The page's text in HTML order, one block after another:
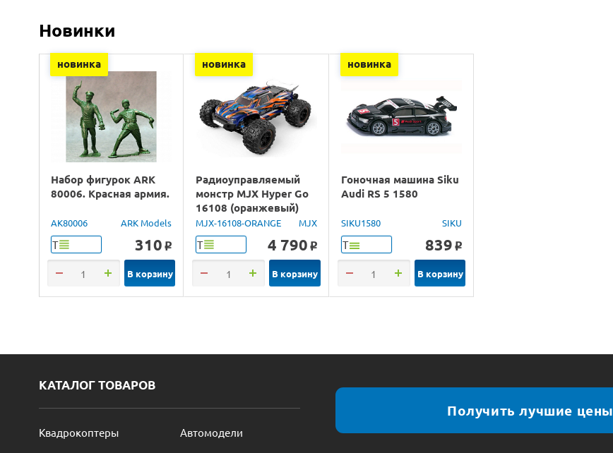
Новинки
новинка
Набор фигурок ARK
80006. Красная армия.
AK80006 ARK Models
Т 310 o
В корзину
новинка
Радиоуправляемый
монстр MJX Hyper Go
16108 (оранжевый)
4WD 2.4G LED 1/16
RTR
MJX-16108-ORANGE MJX
Т 4 790 o
В корзину
новинка
Гоночная машина Siku
Audi RS 5 1580
SIKU1580 SIKU
Т 839 o
В корзину
КАТАЛОГ ТОВАРОВ
Квадрокоптеры
Автомодели
Получить лучшие цены